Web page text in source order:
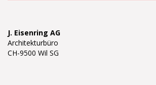
J. Eisenring AG
Architekturbüro
CH-9500 Wil SG